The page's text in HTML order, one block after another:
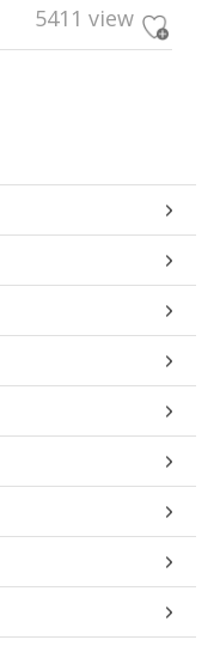
5411 view